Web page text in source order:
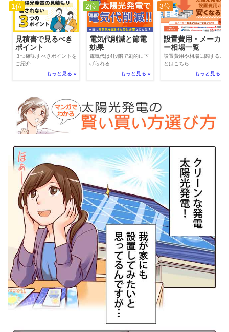
1位
見積書で見るべき
ポイント
３つ確認すべきポイントを
ご紹介
もっと見る »
2位
電気代削減と節電
効果
電気代は4段階で劇的に下
げられる
もっと見る »
3位
設置費用・メーカ
ー相場一覧
設置費用や相場に関するこ
とはこちら
もっと見る »